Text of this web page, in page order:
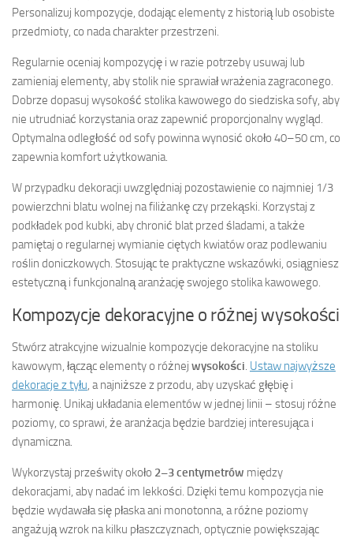
Personalizuj kompozycje, dodając elementy z historią lub osobiste
przedmioty, co nada charakter przestrzeni.
Regularnie oceniaj kompozycję i w razie potrzeby usuwaj lub
zamieniaj elementy, aby stolik nie sprawiał wrażenia zagraconego.
Dobrze dopasuj wysokość stolika kawowego do siedziska sofy, aby
nie utrudniać korzystania oraz zapewnić proporcjonalny wygląd.
Optymalna odległość od sofy powinna wynosić około 40–50 cm, co
zapewnia komfort użytkowania.
W przypadku dekoracji uwzględniaj pozostawienie co najmniej 1/3
powierzchni blatu wolnej na filiżankę czy przekąski. Korzystaj z
podkładek pod kubki, aby chronić blat przed śladami, a także
pamiętaj o regularnej wymianie ciętych kwiatów oraz podlewaniu
roślin doniczkowych. Stosując te praktyczne wskazówki, osiągniesz
estetyczną i funkcjonalną aranżację swojego stolika kawowego.
Kompozycje dekoracyjne o różnej wysokości
Stwórz atrakcyjne wizualnie kompozycje dekoracyjne na stoliku
kawowym, łącząc elementy o różnej wysokości. Ustaw najwyższe
dekoracje z tyłu, a najniższe z przodu, aby uzyskać głębię i
harmonię. Unikaj układania elementów w jednej linii – stosuj różne
poziomy, co sprawi, że aranżacja będzie bardziej interesująca i
dynamiczna.
Wykorzystaj prześwity około 2–3 centymetrów między
dekoracjami, aby nadać im lekkości. Dzięki temu kompozycja nie
będzie wydawała się płaska ani monotonna, a różne poziomy
angażują wzrok na kilku płaszczyznach, optycznie powiększając